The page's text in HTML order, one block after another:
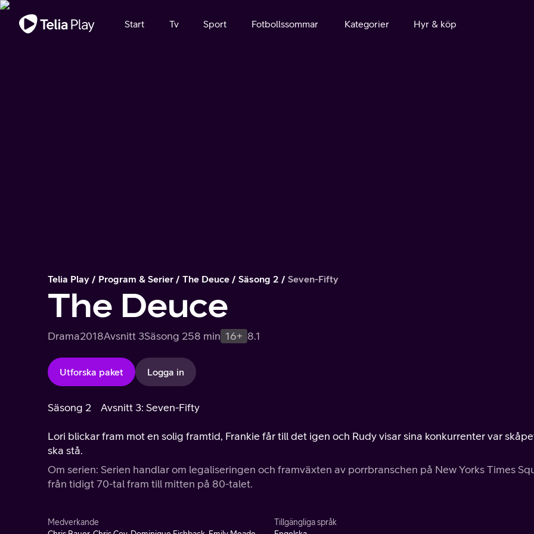
Viktigt meddelande
Start Tv Sport Fotbollssommar Kategorier Hyr & köp
Telia Play Program & Serier The Deuce Säsong 2 Seven-Fifty
The Deuce
Drama2018Avsnitt 3Säsong 258 min 16+ 8.1
Utforska paket Logga in
Säsong 2 Avsnitt 3: Seven-Fifty
Lori blickar fram mot en solig framtid, Frankie får till det igen och Rudy visar sina konkurrenter var
ska stå.
Om serien: Serien handlar om legaliseringen och framväxten av porrbranschen på New Yorks Times
från tidigt 70-tal fram till mitten på 80-talet.
Medverkande
Tillgängliga språk